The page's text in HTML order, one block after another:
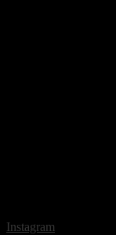
Instagram